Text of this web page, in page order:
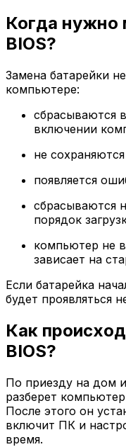
Когда нужно
BIOS?
Замена батарейки
компьютере:
сбрасываются
включении
не
появляется
сбрасываются
порядок
компьютер не
зависает на
Если батарейка
будет проявляться
Как
BIOS?
По приезду на дом
разберет
После этого он
включит ПК и
время.